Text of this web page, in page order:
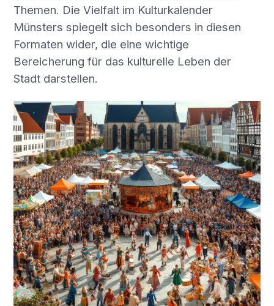
Themen. Die Vielfalt im Kulturkalender
Münsters spiegelt sich besonders in diesen
Formaten wider, die eine wichtige
Bereicherung für das kulturelle Leben der
Stadt darstellen.